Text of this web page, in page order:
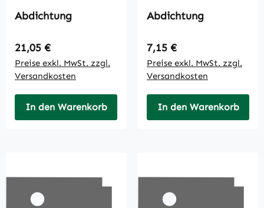
Abdichtung
Regulärer Preis:
21,05 €
Preise exkl. MwSt. zzgl.
Versandkosten
In den Warenkorb
Abdichtung
Regulärer Preis:
7,15 €
Preise exkl. MwSt. zzgl.
Versandkosten
In den Warenkorb